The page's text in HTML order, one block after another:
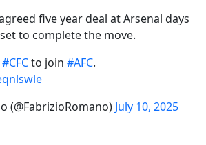
five year deal at Arsenal days
to complete the move.
#CFCto join #AFC.
(@FabrizioRomano) July 10, 2025